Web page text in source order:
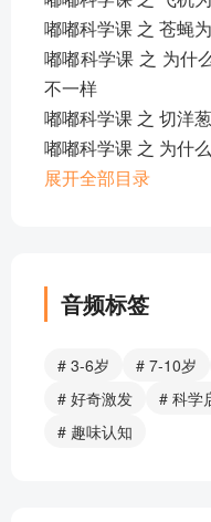
嘟嘟科学课 之 苍蝇
嘟嘟科学课 之 为什
不一样
嘟嘟科学课 之 切洋
嘟嘟科学课 之 为什
嘟嘟科学课 之 热水也
展开全部目录
音频标签
# 3-6岁 # 7-10岁
# 好奇激发
# 科学
# 趣味认知